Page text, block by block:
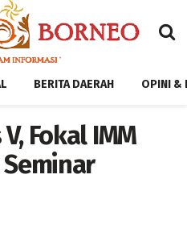
BERITA DAERAH OPINI &
Fokal IMM